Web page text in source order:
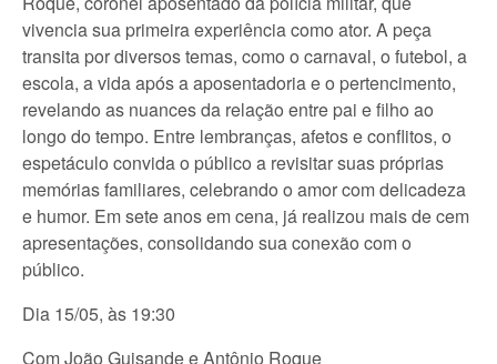
vivencia sua primeira experiência como ator. A peça
transita por diversos temas, como o carnaval, o futebol, a
escola, a vida após a aposentadoria e o pertencimento,
revelando as nuances da relação entre pai e filho ao
longo do tempo. Entre lembranças, afetos e conflitos, o
espetáculo convida o público a revisitar suas próprias
memórias familiares, celebrando o amor com delicadeza
e humor. Em sete anos em cena, já realizou mais de cem
apresentações, consolidando sua conexão com o
público.
Dia 15/05, às 19:30
Com João Guisande e Antônio Roque